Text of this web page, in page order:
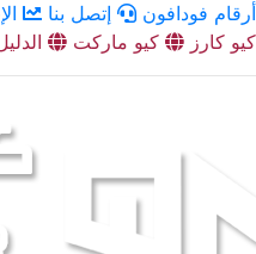
أرقام فودافون
إتصل بنا
كيو كارز
كيو ماركت